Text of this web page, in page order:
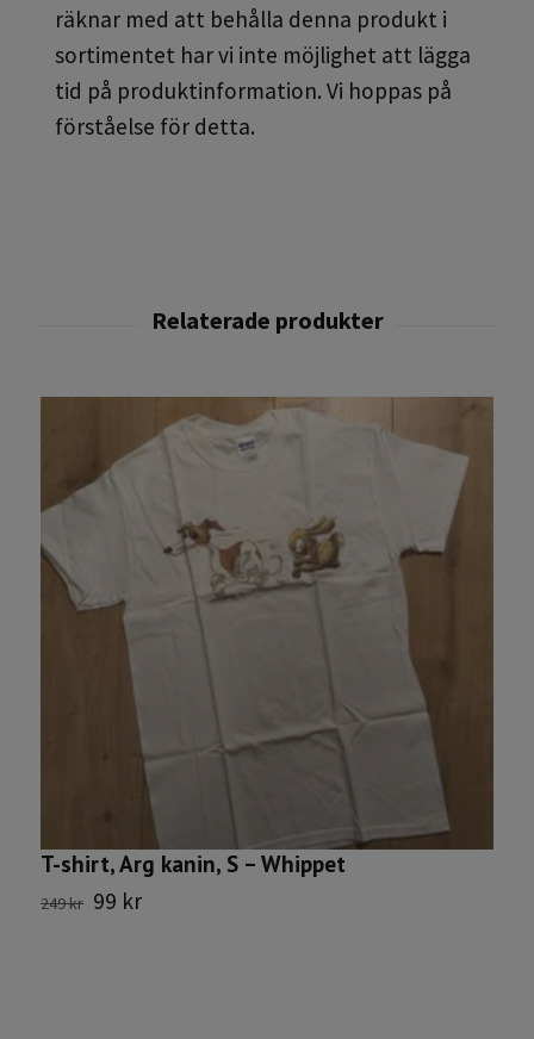
räknar med att behålla denna produkt i
sortimentet har vi inte möjlighet att lägga
tid på produktinformation. Vi hoppas på
förståelse för detta.
T-shirt, Arg kanin, S – Whippet
249 kr 99 kr